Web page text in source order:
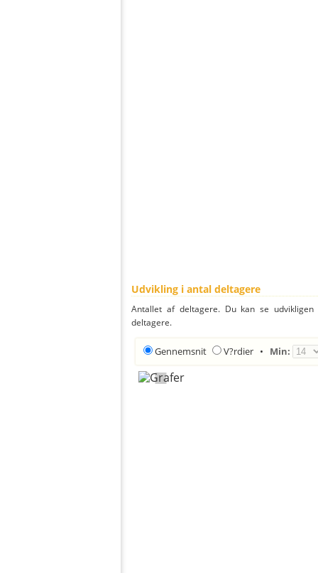
Udvikling i antal deltagere
Antallet af deltagere. Du kan se
deltagere.
Gennemsnit V?rdier • Min: